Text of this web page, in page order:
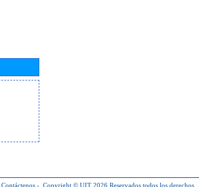
Contáctenos - Copyright © UIT 2026 Reservados todos los derechos